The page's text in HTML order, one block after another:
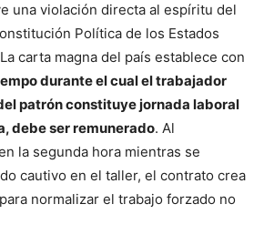
una violación directa al espíritu del
Política de los Estados
carta magna del país establece con
durante el cual el trabajador
patrón constituye jornada laboral
debe ser remunerado. Al
la segunda hora mientras se
cautivo en el taller, el contrato crea
normalizar el trabajo forzado no